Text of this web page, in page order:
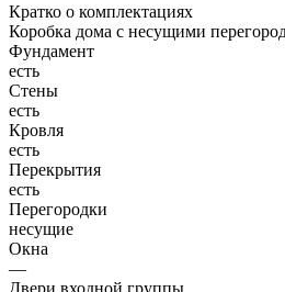
Кратко о комплектациях
Коробка дома с несущими
Фундамент
есть
Стены
есть
Кровля
есть
Перекрытия
есть
Перегородки
несущие
Окна
—
Двери входной группы